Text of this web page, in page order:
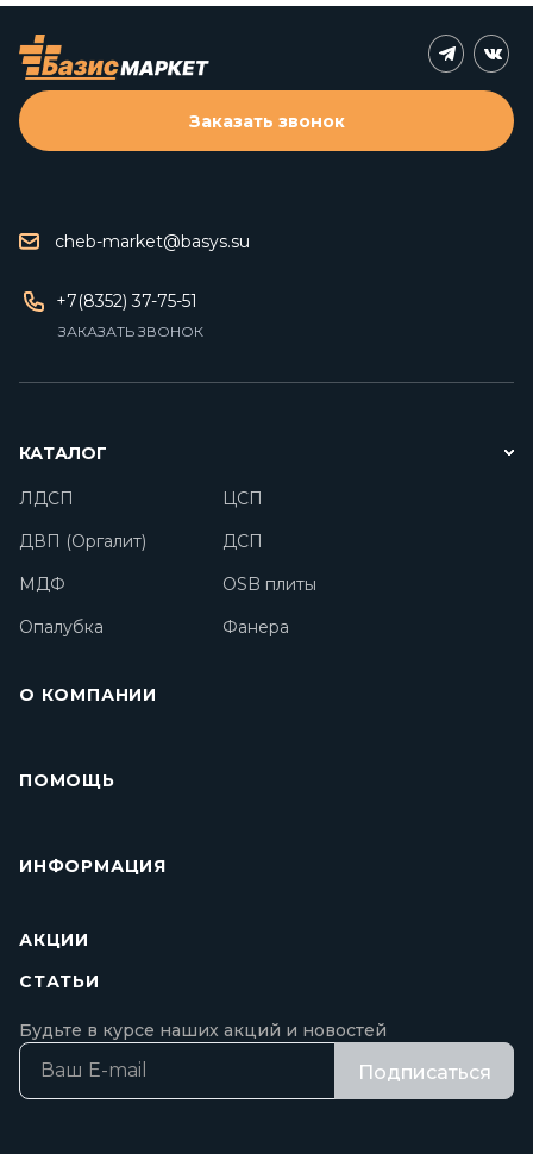
cheb-market@basys.su
+7(8352) 37-75-51
ЗАКАЗАТЬ ЗВОНОК
Заказать звонок
КАТАЛОГ
ЛДСП
ЦСП
ДВП (Оргалит)
ДСП
МДФ
OSB плиты
Опалубка
Фанера
О КОМПАНИИ
ПОМОЩЬ
ИНФОРМАЦИЯ
АКЦИИ
СТАТЬИ
Будьте в курсе наших акций и новостей
Подписаться